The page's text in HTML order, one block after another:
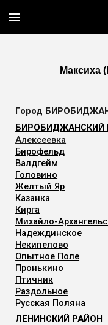
Skip to main content
Максиха
Город
БИРОБИДЖАНСКИЙ
Алексеевка
Бирофельд
Валдгейм
Головино
Желтый Яр
Казанка
Кирга
Михайло-
Надеждинское
Некипелово
Опытное Поле
Пронькино
Птичник
Раздольное
Русская Поляна
ЛЕНИНСКИЙ РАЙОН